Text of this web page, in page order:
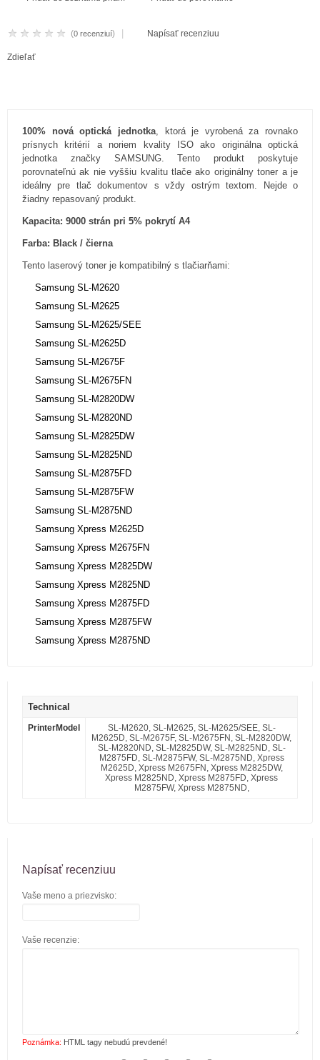
(0 recenziuí) Napísať recenziuu
Zdieľať
100% nová optická jednotka, ktorá je vyrobená za rovnako
prísnych kritérií a noriem kvality ISO ako originálna optická
jednotka značky SAMSUNG. Tento produkt poskytuje
porovnateľnú ak nie vyššiu kvalitu tlače ako originálny toner a je
ideálny pre tlač dokumentov s vždy ostrým textom. Nejde o
žiadny repasovaný produkt.
Kapacita: 9000 strán pri 5% pokrytí A4
Farba: Black / čierna
Tento laserový toner je kompatibilný s tlačiarňami:
Samsung SL-M2620
Samsung SL-M2625
Samsung SL-M2625/SEE
Samsung SL-M2625D
Samsung SL-M2675F
Samsung SL-M2675FN
Samsung SL-M2820DW
Samsung SL-M2820ND
Samsung SL-M2825DW
Samsung SL-M2825ND
Samsung SL-M2875FD
Samsung SL-M2875FW
Samsung SL-M2875ND
Samsung Xpress M2625D
Samsung Xpress M2675FN
Samsung Xpress M2825DW
Samsung Xpress M2825ND
Samsung Xpress M2875FD
Samsung Xpress M2875FW
Samsung Xpress M2875ND
Technical
PrinterModel
SL-M2620, SL-M2625, SL-M2625/SEE, SL-
M2625D, SL-M2675F, SL-M2675FN, SL-M2820DW,
SL-M2820ND, SL-M2825DW, SL-M2825ND, SL-
M2875FD, SL-M2875FW, SL-M2875ND, Xpress
M2625D, Xpress M2675FN, Xpress M2825DW,
Xpress M2825ND, Xpress M2875FD, Xpress
M2875FW, Xpress M2875ND,
Napísať recenziuu
Vaše meno a priezvisko:
Vaše recenzie:
Poznámka: HTML tagy nebudú prevdené!